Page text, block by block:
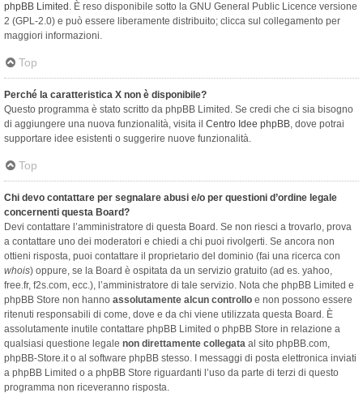
phpBB Limited . È reso disponibile sotto la GNU General Public Licence versione
2 (GPL-2.0) e può essere liberamente distribuito; clicca sul collegamento per
maggiori informazioni.
Top
Perché la caratteristica X non è disponibile?
Questo programma è stato scritto da phpBB Limited. Se credi che ci sia bisogno
di aggiungere una nuova funzionalità, visita il Centro Idee phpBB, dove potrai
supportare idee esistenti o suggerire nuove funzionalità.
Top
Chi devo contattare per segnalare abusi e/o per questioni d’ordine legale
concernenti questa Board?
Devi contattare l’amministratore di questa Board. Se non riesci a trovarlo, prova
a contattare uno dei moderatori e chiedi a chi puoi rivolgerti. Se ancora non
ottieni risposta, puoi contattare il proprietario del dominio (fai una ricerca con
whois) oppure, se la Board è ospitata da un servizio gratuito (ad es. yahoo,
free.fr, f2s.com, ecc.), l’amministratore di tale servizio. Nota che phpBB Limited e
phpBB Store non hanno assolutamente alcun controllo e non possono essere
ritenuti responsabili di come, dove e da chi viene utilizzata questa Board. È
assolutamente inutile contattare phpBB Limited o phpBB Store in relazione a
qualsiasi questione legale non direttamente collegata al sito phpBB.com,
phpBB-Store.it o al software phpBB stesso. I messaggi di posta elettronica inviati
a phpBB Limited o a phpBB Store riguardanti l’uso da parte di terzi di questo
programma non riceveranno risposta.